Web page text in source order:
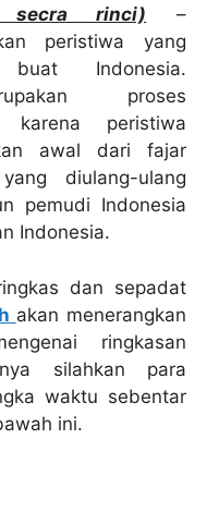
secra rinci) –
peristiwa yang
Indonesia.
proses
karena peristiwa
awal dari fajar
diulang-ulang
pemudi Indonesia
Indonesia.
dan sepadat
akan menerangkan
ringkasan
silahkan para
waktu sebentar
ini.